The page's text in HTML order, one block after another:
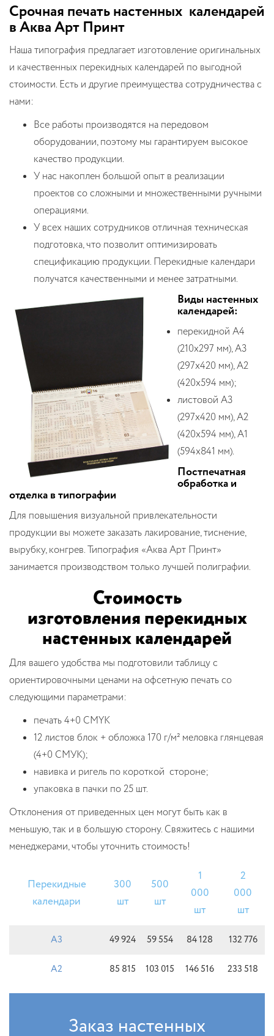
Срочная печать настенных календарей
в Аква Арт Принт
Наша типография предлагает изготовление оригинальных
и качественных перекидных календарей по выгодной
стоимости. Есть и другие преимущества сотрудничества с
нами:
Все работы производятся на передовом
оборудовании, поэтому мы гарантируем высокое
качество продукции.
У нас накоплен большой опыт в реализации
проектов со сложными и множественными ручными
операциями.
У всех наших сотрудников отличная техническая
подготовка, что позволит оптимизировать
спецификацию продукции. Перекидные календари
получатся качественными и менее затратными.
Виды настенных
календарей:
перекидной А4
(210х297 мм), А3
(297х420 мм), А2
(420х594 мм);
листовой А3
(297х420 мм), А2
(420х594 мм), А1
(594х841 мм).
Постпечатная
обработка и
отделка в типографии
Для повышения визуальной привлекательности
продукции вы можете заказать лакирование, тиснение,
вырубку, конгрев. Типография «Аква Арт Принт»
занимается производством только лучшей полиграфии.
Стоимость
изготовления перекидных
настенных календарей
Для вашего удобства мы подготовили таблицу с
ориентировочными ценами на офсетную печать со
следующими параметрами:
печать 4+0 CMYK
12 листов блок + обложка 170 г/м² меловка глянцевая
(4+0 СМУК);
навивка и ригель по короткой стороне;
упаковка в пачки по 25 шт.
Отклонения от приведенных цен могут быть как в
меньшую, так и в большую сторону. Свяжитесь с нашими
менеджерами, чтобы уточнить стоимость!
Перекидные
календари
300
шт
500
шт
1
000
шт
2
000
шт
А3 49 924 59 554 84 128 132 776
А2 85 815 103 015 146 516 233 518
Заказ настенных